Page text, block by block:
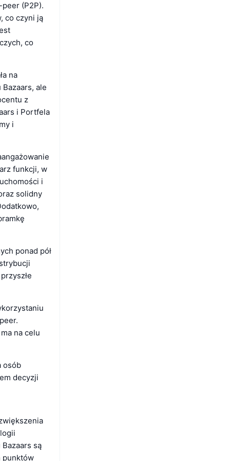
(P2P).
co czyni ją
co
na
ale
z
i Portfela
i
funkcji, w
i
solidny
ponad pół
na celu
osób
decyzji
są
punktów